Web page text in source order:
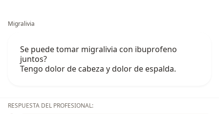
Migralivia
Se puede tomar migralivia con ibuprofeno
juntos?
Tengo dolor de cabeza y dolor de espalda.
RESPUESTA DEL PROFESIONAL: